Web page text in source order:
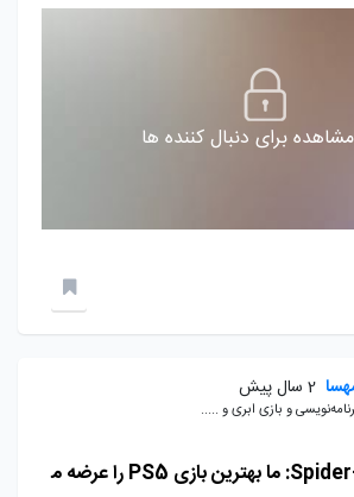
برای دنبال کننده ها
2 سال پیش
و بازی ابری و .....
سازندگان Spider-Man 2: ما بهترین بازی PS5 را عرضه م